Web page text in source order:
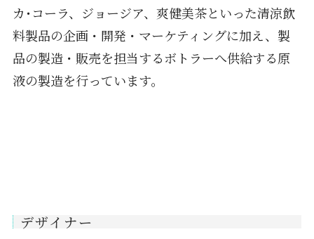
カ･コーラ、ジョージア、爽健美茶といった清涼飲
料製品の企画・開発・マーケティングに加え、製
品の製造・販売を担当するボトラーへ供給する原
液の製造を行っています。
デザイナー